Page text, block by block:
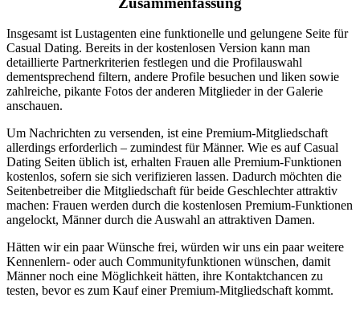
Insgesamt ist Lustagenten eine funktionelle und gelungene Seite für
Casual Dating. Bereits in der kostenlosen Version kann man
detaillierte Partnerkriterien festlegen und die Profilauswahl
dementsprechend filtern, andere Profile besuchen und liken sowie
zahlreiche, pikante Fotos der anderen Mitglieder in der Galerie
anschauen.
Um Nachrichten zu versenden, ist eine Premium-Mitgliedschaft
allerdings erforderlich – zumindest für Männer. Wie es auf Casual
Dating Seiten üblich ist, erhalten Frauen alle Premium-Funktionen
kostenlos, sofern sie sich verifizieren lassen. Dadurch möchten die
Seitenbetreiber die Mitgliedschaft für beide Geschlechter attraktiv
machen: Frauen werden durch die kostenlosen Premium-Funktionen
angelockt, Männer durch die Auswahl an attraktiven Damen.
Hätten wir ein paar Wünsche frei, würden wir uns ein paar weitere
Kennenlern- oder auch Communityfunktionen wünschen, damit
Männer noch eine Möglichkeit hätten, ihre Kontaktchancen zu
testen, bevor es zum Kauf einer Premium-Mitgliedschaft kommt.